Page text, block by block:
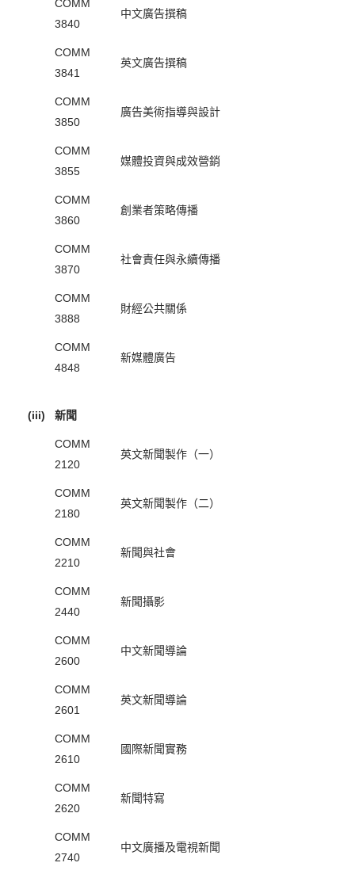
COMM
3840
中文廣告撰稿
COMM
3841
英文廣告撰稿
COMM
3850
廣告美術指導與設計
COMM
3855
媒體投資與成效營銷
COMM
3860
創業者策略傳播
COMM
3870
社會責任與永續傳播
COMM
3888
財經公共關係
COMM
4848
新媒體廣告
(iii) 新聞
COMM
2120
英文新聞製作（一）
COMM
2180
英文新聞製作（二）
COMM
2210
新聞與社會
COMM
2440
新聞攝影
COMM
2600
中文新聞導論
COMM
2601
英文新聞導論
COMM
2610
國際新聞實務
COMM
2620
新聞特寫
COMM
2740
中文廣播及電視新聞